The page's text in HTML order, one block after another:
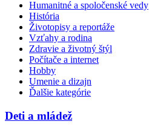
Humanitné a spoločenské vedy
História
Životopisy a reportáže
Vzťahy a rodina
Zdravie a životný štýl
Počítače a internet
Hobby
Umenie a dizajn
Ďalšie kategórie
Deti a mládež